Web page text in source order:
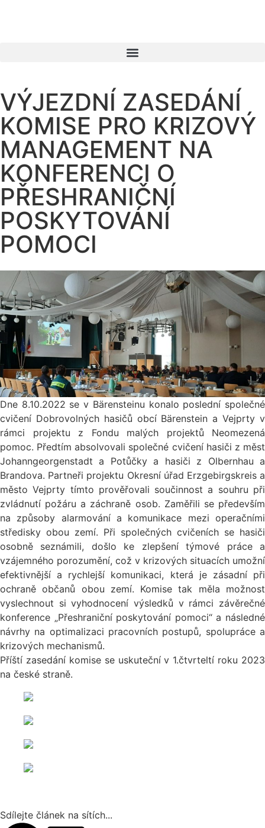
VÝJEZDNÍ ZASEDÁNÍ
KOMISE PRO KRIZOVÝ
MANAGEMENT NA
KONFERENCI O
PŘESHRANIČNÍ
POSKYTOVÁNÍ
POMOCI
Dne 8.10.2022 se v Bärensteinu konalo poslední společné
cvičení Dobrovolných hasičů obcí Bärenstein a Vejprty v
rámci projektu z Fondu malých projektů Neomezená
pomoc. Předtím absolvovali společné cvičení hasiči z měst
Johanngeorgenstadt a Potůčky a hasiči z Olbernhau a
Brandova. Partneři projektu Okresní úřad Erzgebirgskreis a
město Vejprty tímto prověřovali součinnost a souhru při
zvládnutí požáru a záchraně osob. Zaměřili se především
na způsoby alarmování a komunikace mezi operačními
středisky obou zemí. Při společných cvičeních se hasiči
osobně seznámili, došlo ke zlepšení týmové práce a
vzájemného porozumění, což v krizových situacích umožní
efektivnější a rychlejší komunikaci, která je zásadní při
ochraně občanů obou zemí. Komise tak měla možnost
vyslechnout si vyhodnocení výsledků v rámci závěrečné
konference „Přeshraniční poskytování pomoci“ a následné
návrhy na optimalizaci pracovních postupů, spolupráce a
krizových mechanismů.
Příští zasedání komise se uskuteční v 1.čtvrteltí roku 2023
na české straně.
Sdílejte článek na sítích...